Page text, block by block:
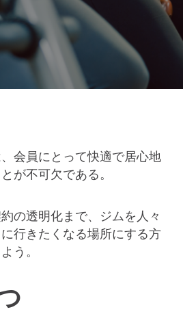
会員にとって快適で居心地
が不可欠である。
の透明化まで、ジムを人々
行きたくなる場所にする方
う。